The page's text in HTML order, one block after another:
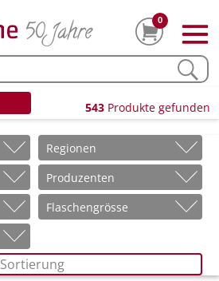
0
543 Produkte gefunden
Regionen
Produzenten
Flaschengrösse
Sortierung